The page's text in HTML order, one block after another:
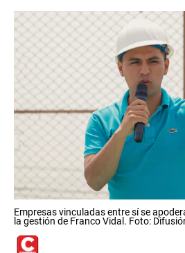
Empresas vinculadas entre sí se
la gestión de Franco Vidal. Foto: